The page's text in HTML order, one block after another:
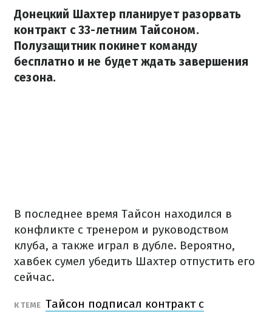
Донецкий Шахтер планирует разорвать
контракт с 33-летним Тайсоном.
Полузащитник покинет команду
бесплатно и не будет ждать завершения
сезона.
В последнее время Тайсон находился в
конфликте с тренером и руководством
клуба, а также играл в дубле. Вероятно,
хавбек сумел убедить Шахтер отпустить его
сейчас.
К ТЕМЕ Тайсон подписал контракт с